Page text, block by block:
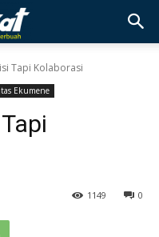
Tapi Kolaborasi
Ekumene
0
1149